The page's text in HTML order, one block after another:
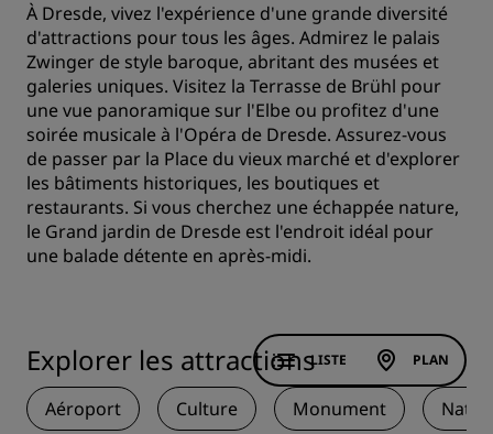
À Dresde, vivez l'expérience d'une grande diversité
d'attractions pour tous les âges. Admirez le palais
Zwinger de style baroque, abritant des musées et
galeries uniques. Visitez la Terrasse de Brühl pour
une vue panoramique sur l'Elbe ou profitez d'une
soirée musicale à l'Opéra de Dresde. Assurez-vous
de passer par la Place du vieux marché et d'explorer
les bâtiments historiques, les boutiques et
restaurants. Si vous cherchez une échappée nature,
le Grand jardin de Dresde est l'endroit idéal pour
une balade détente en après-midi.
Explorer les attractions
Aéroport Culture Monument
LISTE PLAN